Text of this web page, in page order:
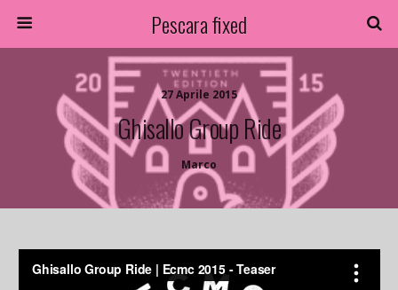
Pescara fixed
27 Aprile 2015
Ghisallo Group Ride
Marco